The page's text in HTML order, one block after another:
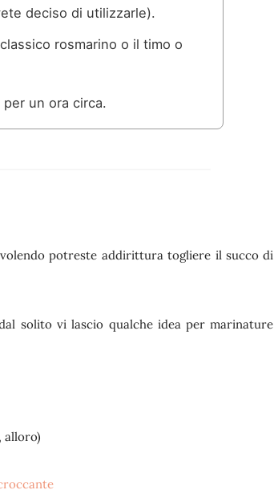
deciso di utilizzarle).
rosmarino o il timo o
un ora circa.
potreste addirittura togliere il succo di
solito vi lascio qualche idea per marinature
alloro)